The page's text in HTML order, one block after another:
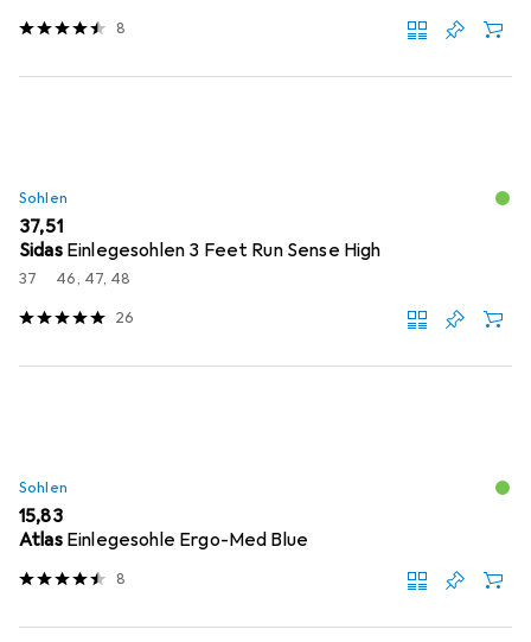
8
Sohlen
EUR
37,51
Sidas Einlegesohlen 3 Feet Run Sense High
37 46, 47, 48
26
Sohlen
EUR
15,83
Atlas Einlegesohle Ergo-Med Blue
8